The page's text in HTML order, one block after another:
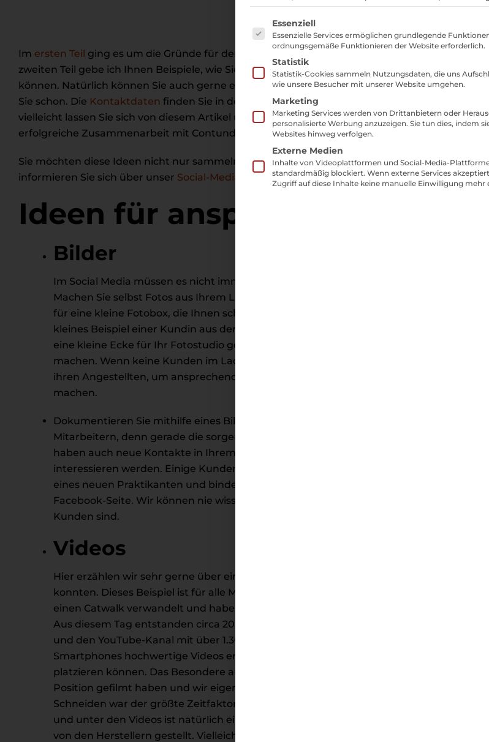
Im ersten Teil ging es um die Gründe für den Einsatz vonSocial Media
zweiten Teil gebe ich Ihnen Beispiele, wie Sie die Kanäle sinnvoll, informativ und kreativ
können. Natürlich können Sie auch gerne eine Agentur dafür beauftragen. Auf der richtigen
Sie schon. Die Kontaktdaten finden Sie in der rechten Spalte und wir freuen uns auf Ihren
vielleicht lassen Sie sich von diesem Artikel überzeugen und gehen den Weg in eine effektive
erfolgreiche Zusammenarbeit mit Contunda.
Sie möchten diese Ideen nicht nur sammeln, sondern professionell für Ihr Geschäft
informieren Sie sich über unser Social-Media-Marketing im stationären Einzelhandel.
Ideen für ansprechende
Bilder
Im Social Media müssen es nicht immer professionelle Fotos von einem Fotografen sein.
Machen Sie selbst Fotos aus Ihrem Laden oder von den Produkten. Vielleicht haben Sie
für eine kleine Fotobox, die Ihnen schöne Aufnahmen im Ladenlokal ermöglichen. Sie
kleines Beispiel einer Kundin aus dem Einzelhandel von uns, die in ihrem stationären
eine kleine Ecke für Ihr Fotostudio gefunden hat, um während der Arbeitszeit schöne
machen. Wenn keine Kunden im Laden sind, dann beschäftigt sich die
ihren Angestellten, um ansprechende Fotos für die Facebook-Seite des Unternehmens
machen.
Dokumentieren Sie mithilfe eines Bildes auch die ersten Tage von Praktikanten oder
Mitarbeitern, denn gerade die sorgen für viel Reichweite. Neue Personen im
haben auch neue Kontakte in Ihrem Netzwerk, die sich für die neue Arbeit Ihres
interessieren werden. Einige Kunden von uns und auch wir selbst posten immer die
eines neuen Praktikanten und binden dann dessen Freunde und Familienmitglieder an
Facebook-Seite. Wir können nie wissen, ob unter diesen neuen Kontakten auch
Kunden sind.
Videos
Hier erzählen wir sehr gerne über ein eigenes Projekt, welches wir bei einer Kundin
konnten. Dieses Beispiel ist für alle Modegeschäfte, denn wir haben an einem Tag den
einen Catwalk verwandelt und haben Models mit verschiedenen Produkten posieren
Aus diesem Tag entstanden circa 20 Videos, die mittlerweile bei über einer Million
und den YouTube-Kanal mit über 1.300 Abonnenten ausgestattet haben. Mittlerweile
Smartphones hochwertige Videos erstellen, die Sie mit wenigen Klicks im Social Media
platzieren können. Das Besondere an diesen Videos ist, dass wir an dem Tag nur aus
Position gefilmt haben und wir eigentlich einmal auf „Rec“ hätten drücken müssen. Das
Schneiden war der größte Zeitfaktor, aber bis heute haben wir monatlich über 20000
und unter den Videos ist natürlich ein Link zu der Webseite. Die Models wurden
von den Herstellern gestellt. Vielleicht auch eine Idee für Sie? Sprechen Sie uns gerne
Es folgt eine Liste der Service-Gruppen, für
Essenziell
Essenzielle Services ermöglichen grundlegende
ordnungsgemäße Funktionieren der Website erforderlich.
Statistik
Statistik-Cookies sammeln Nutzungsdaten, die uns
wie unsere Besucher mit unserer Website umgehen.
Marketing
Marketing Services werden von Drittanbietern oder
personalisierte Werbung anzuzeigen. Sie tun dies, indem
Websites hinweg verfolgen.
Externe Medien
Inhalte von Videoplattformen und Social-Media-
standardmäßig blockiert. Wenn externe Services
Zugriff auf diese Inhalte keine manuelle Einwilligung mehr